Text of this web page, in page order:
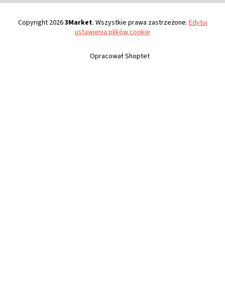
Opracował Shoptet
Copyright 20263Market. Wszystkie prawa zastrzeżone.Edytuj
ustawienia plików cookie